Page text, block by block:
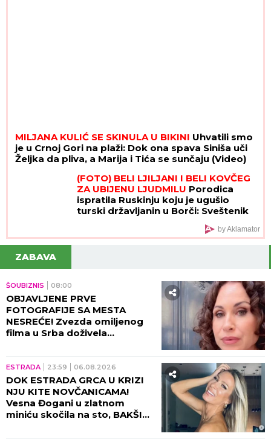
MILJANA KULIĆ SE SKINULA U BIKINI Uhvatili smo
je u Crnoj Gori na plaži: Dok ona spava Siniša uči
Željka da pliva, a Marija i Tića se sunčaju (Video)
(FOTO) BELI LJILJANI I BELI KOVČEG
ZA UBIJENU LJUDMILU Porodica
ispratila Ruskinju koju je ugušio
turski državljanin u Borči: Sveštenik
by Aklamator
ZABAVA
ŠOUBIZNIS 08:00
OBJAVLJENE PRVE
FOTOGRAFIJE SA MESTA
NESREĆE! Zvezda omiljenog
filma u Srba doživela
ESTRADA 23:59 06.08.2026
DOK ESTRADA GRCA U KRIZI
NJU KITE NOVČANICAMA!
Vesna Đogani u zlatnom
miniću skočila na sto, BAKŠIŠ